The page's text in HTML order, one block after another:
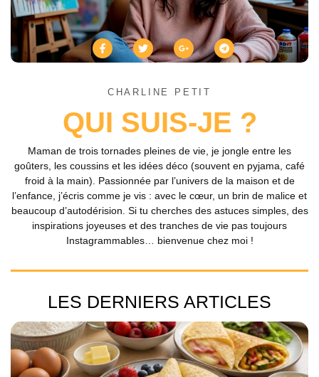
CHARLINE PETIT
QUI SUIS-JE ?
Maman de trois tornades pleines de vie, je jongle entre les
goûters, les coussins et les idées déco (souvent en pyjama, café
froid à la main). Passionnée par l’univers de la maison et de
l’enfance, j’écris comme je vis : avec le cœur, un brin de malice et
beaucoup d’autodérision. Si tu cherches des astuces simples, des
inspirations joyeuses et des tranches de vie pas toujours
Instagrammables… bienvenue chez moi !
LES DERNIERS ARTICLES